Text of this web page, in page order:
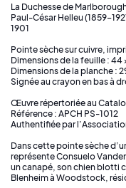
La Duchesse de
Paul-César Helleu
1901
Pointe sèche sur cuivre,
Dimensions de la feuille : 44
Dimensions de la planche :
Signée au crayon en bas à
Œuvre répertoriée au
Référence : APCH PS-1012
Authentifiée par
Dans cette pointe sèche
représente Consuelo
un canapé, son chien blotti
Blenheim à Woodstock,